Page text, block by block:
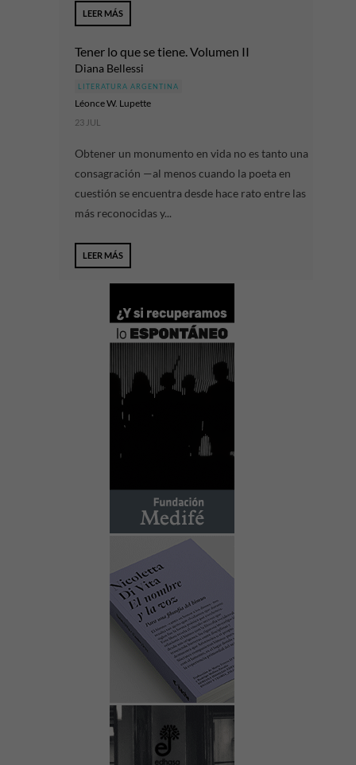
LEER MÁS
Tener lo que se tiene. Volumen II
Diana Bellessi
LITERATURA ARGENTINA
Léonce W. Lupette
23 JUL
Obtener un monumento en vida no es tanto una
consagración —al menos cuando la poeta en
cuestión se encuentra desde hace rato entre las
más reconocidas y...
LEER MÁS